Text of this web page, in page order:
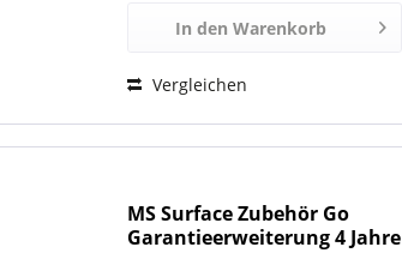
In den Warenkorb
Vergleichen
MS Surface Zubehör Go
Garantieerweiterung 4 Jahre